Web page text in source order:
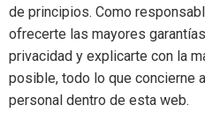
de principios. Como
ofrecerte las mayores
privacidad y explicarte con la
posible, todo lo que concierne
personal dentro de esta web.